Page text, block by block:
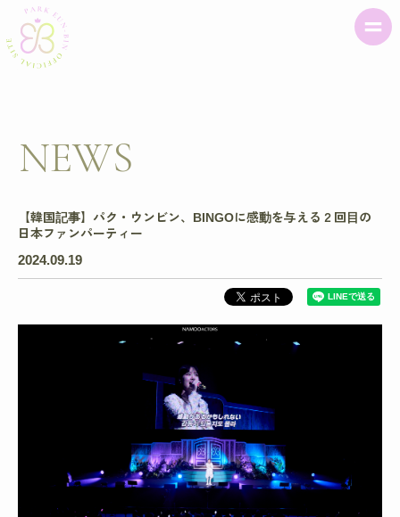
NEWS
【韓国記事】パク・ウンビン、BINGOに感動を与える２回目の
日本ファンパーティー
2024.09.19